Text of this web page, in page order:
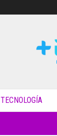
TECNOLOGÍA